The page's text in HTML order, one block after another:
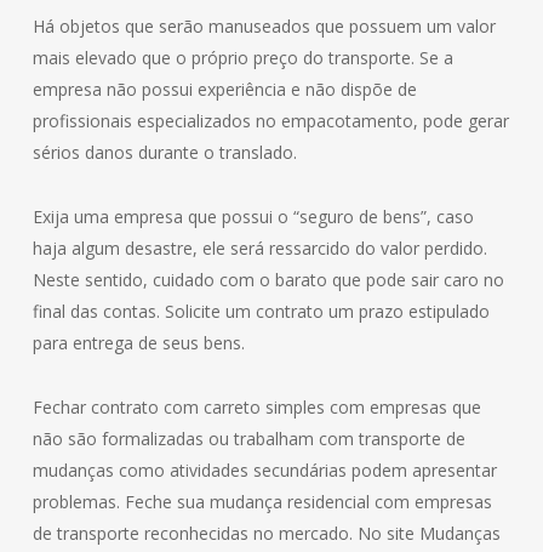
Há objetos que serão manuseados que possuem um valor
mais elevado que o próprio preço do transporte. Se a
empresa não possui experiência e não dispõe de
profissionais especializados no empacotamento, pode gerar
sérios danos durante o translado.
Exija uma empresa que possui o “seguro de bens”, caso
haja algum desastre, ele será ressarcido do valor perdido.
Neste sentido, cuidado com o barato que pode sair caro no
final das contas. Solicite um contrato um prazo estipulado
para entrega de seus bens.
Fechar contrato com carreto simples com empresas que
não são formalizadas ou trabalham com transporte de
mudanças como atividades secundárias podem apresentar
problemas. Feche sua mudança residencial com empresas
de transporte reconhecidas no mercado. No site Mudanças